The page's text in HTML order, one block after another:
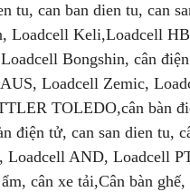
tu, can ban dien tu, can
Loadcell Keli,Loadcell
Bongshin, cân
Loadcell Zemic,
TOLEDO,cân bàn
điện tử, can san dien tu,
Loadcell AND, Loadcell
cân xe tải,Cân bàn ghế,